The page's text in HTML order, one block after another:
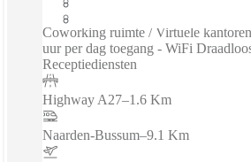
Coworking ruimte / Virtuele
uur per dag toegang - WiFi
Receptiediensten
Highway A27–1.6 Km
Naarden-Bussum–9.1 Km